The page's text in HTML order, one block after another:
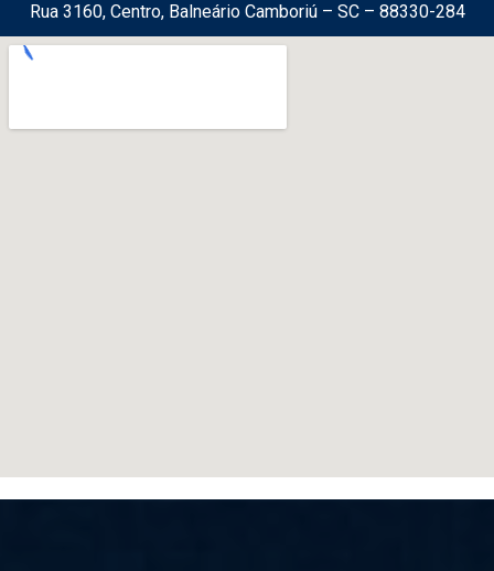
Rua 3160, Centro, Balneário Camboriú – SC – 88330-284